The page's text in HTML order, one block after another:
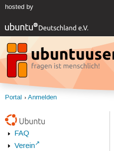
hosted by
Portal Anmelden
Ubuntu
FAQ
Verein